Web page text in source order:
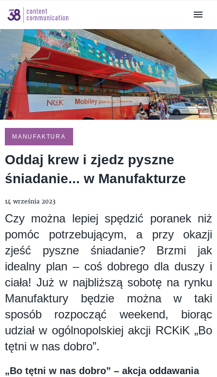
MANUFAKTURA
Oddaj krew i zjedz pyszne
śniadanie... w Manufakturze
14 września 2023
Czy można lepiej spędzić poranek niż
pomóc potrzebującym, a przy okazji
zjeść pyszne śniadanie? Brzmi jak
idealny plan – coś dobrego dla duszy i
ciała! Już w najbliższą sobotę na rynku
Manufaktury będzie można w taki
sposób rozpocząć weekend, biorąc
udział w ogólnopolskiej akcji RCKiK „Bo
tętni w nas dobro”.
„Bo tętni w nas dobro” – akcja oddawania